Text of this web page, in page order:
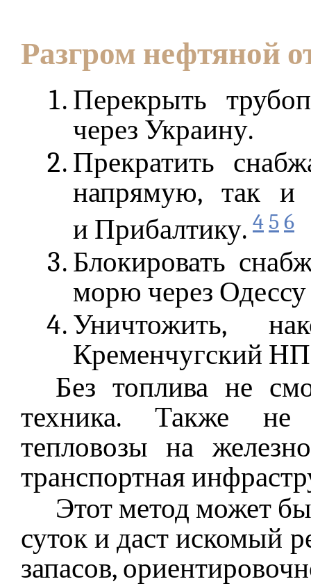
Разгром нефтяной
Перекрыть
через Украину.
Прекратить
напрямую, так и
и Прибалтику. 4 5 6
Блокировать
морю через
Уничтожить,
Кременчугский
Без топлива не
техника. Также не
тепловозы на
транспортная
Этот метод может
суток и даст искомый
запасов,